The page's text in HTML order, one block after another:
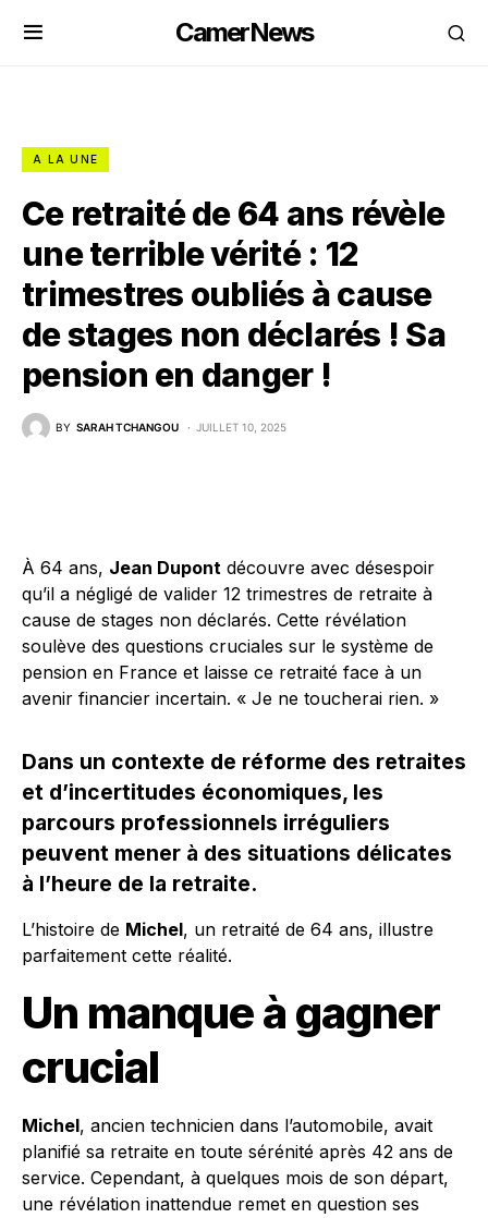
CamerNews
A LA UNE
Ce retraité de 64 ans révèle
une terrible vérité : 12
trimestres oubliés à cause
de stages non déclarés ! Sa
pension en danger !
BY SARAH TCHANGOU JUILLET 10, 2025
À 64 ans, Jean Dupont découvre avec désespoir
qu’il a négligé de valider 12 trimestres de retraite à
cause de stages non déclarés. Cette révélation
soulève des questions cruciales sur le système de
pension en France et laisse ce retraité face à un
avenir financier incertain. « Je ne toucherai rien. »
Dans un contexte de réforme des retraites
et d’incertitudes économiques, les
parcours professionnels irréguliers
peuvent mener à des situations délicates
à l’heure de la retraite.
L’histoire de Michel, un retraité de 64 ans, illustre
parfaitement cette réalité.
Un manque à gagner
crucial
Michel, ancien technicien dans l’automobile, avait
planifié sa retraite en toute sérénité après 42 ans de
service. Cependant, à quelques mois de son départ,
une révélation inattendue remet en question ses